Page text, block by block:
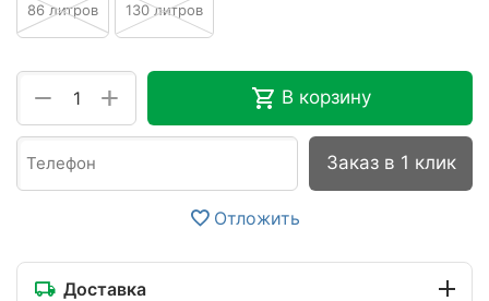
86 литров 130 литров
+
− В корзину
Заказ в 1 клик
Отложить
Доставка